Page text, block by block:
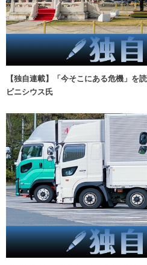
【独自連載】「今そこにある危機」
ビニシウス氏